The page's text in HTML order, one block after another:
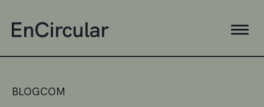
BLOGCOM